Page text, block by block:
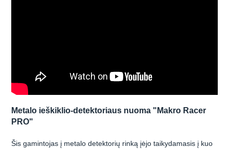
Metalo ieškiklio-detektoriaus nuoma "Makro Racer
PRO"
Šis gamintojas į metalo detektorių rinką įėjo taikydamasis į kuo